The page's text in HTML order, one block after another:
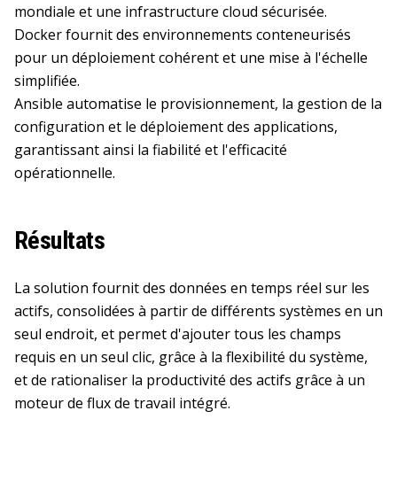
mondiale et une infrastructure cloud sécurisée.
Docker fournit des environnements conteneurisés
pour un déploiement cohérent et une mise à l'échelle
simplifiée.
Ansible automatise le provisionnement, la gestion de la
configuration et le déploiement des applications,
garantissant ainsi la fiabilité et l'efficacité
opérationnelle.
Résultats
La solution fournit des données en temps réel sur les
actifs, consolidées à partir de différents systèmes en un
seul endroit, et permet d'ajouter tous les champs
requis en un seul clic, grâce à la flexibilité du système,
et de rationaliser la productivité des actifs grâce à un
moteur de flux de travail intégré.